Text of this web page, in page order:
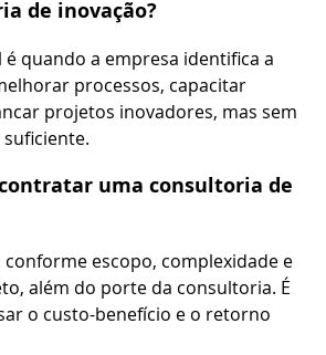
de inovação?
quando a empresa identifica a
processos, capacitar
projetos inovadores, mas sem
uma consultoria de
conforme escopo, complexidade e
além do porte da consultoria. É
o custo-benefício e o retorno